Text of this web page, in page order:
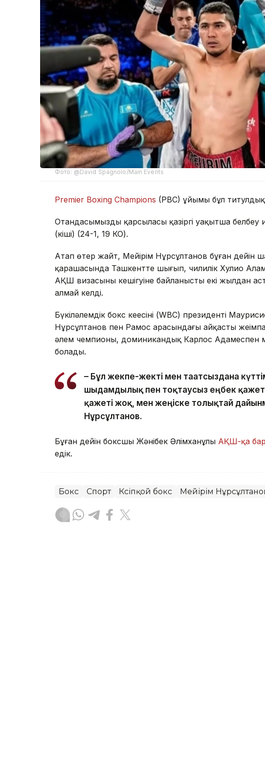
Фото: @David Spagnolo/Main Events
Premier Boxing Champions (PBC) ұйымы бұл
Отандасымыздың қарсыласы қазіргі уақытша белбеу
(кіші) (24-1, 19 КО).
Атап өтер жайт, Мейірім Нұрсұлтанов бұған дейін
қарашасында Ташкентте шығып, чилилік Хулио
АҚШ визасының кешігуіне байланысты екі жылдан
алмай келді.
Бүкіләлемдік бокс кеңесінің (WBC) президенті
Нұрсұлтанов пен Рамос арасындағы айқастың
әлем чемпионы, доминикандық Карлос Адамеспен
болады.
– Бұл жекпе-жекті мен тағатсыздана
шыдамдылық пен тоқтаусыз еңбек қажет
қажеті жоқ, мен жеңіске толықтай
Нұрсұлтанов.
Бұған дейін боксшы Жәнібек Әлімханұлы АҚШ-қа
едік.
Бокс Спорт Кәсіпқой бокс Мейірім